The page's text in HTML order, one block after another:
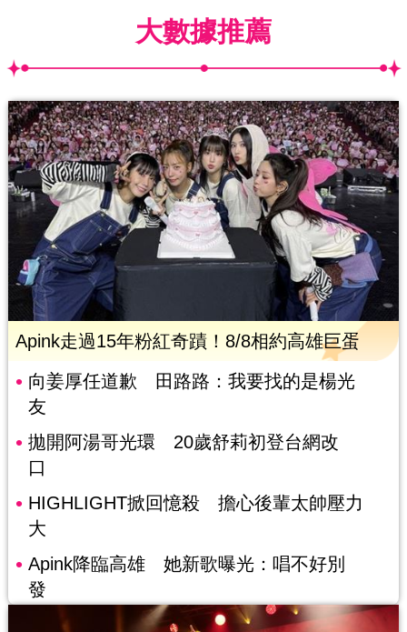
大數據推薦
Apink走過15年粉紅奇蹟！8/8相約高雄巨蛋
向姜厚任道歉 田路路：我要找的是楊光
友
拋開阿湯哥光環 20歲舒莉初登台網改
口
HIGHLIGHT掀回憶殺 擔心後輩太帥壓力
大
Apink降臨高雄 她新歌曝光：唱不好別
發